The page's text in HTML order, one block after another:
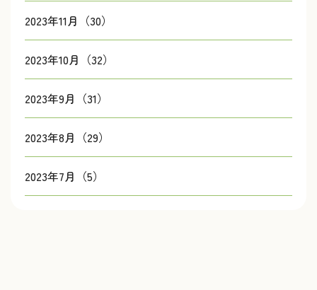
2023年11月（30）
2023年10月（32）
2023年9月（31）
2023年8月（29）
2023年7月（5）